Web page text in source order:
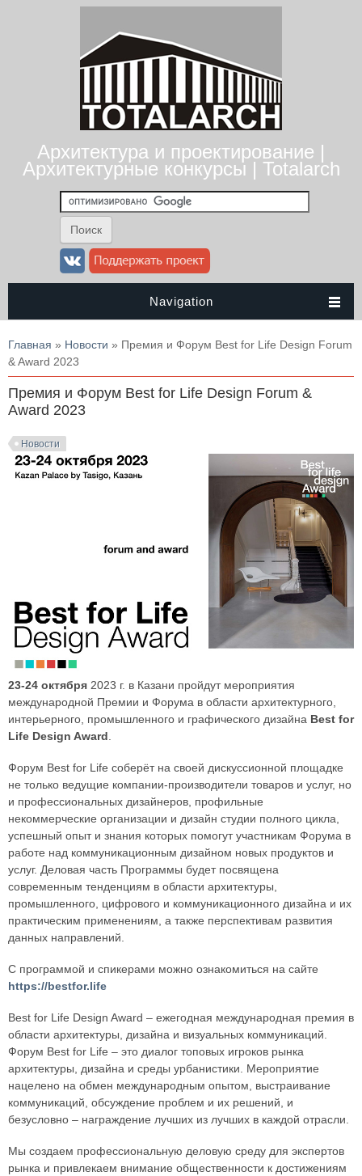
Архитектура и проектирование |
Архитектурные конкурсы | Totalarch
Navigation
Вы здесь
Главная » Новости » Премия и Форум Best for Life Design Forum
& Award 2023
Премия и Форум Best for Life Design Forum &
Award 2023
Новости
23-24 октября 2023 г. в Казани пройдут мероприятия
международной Премии и Форума в области архитектурного,
интерьерного, промышленного и графического дизайна Best for
Life Design Award.
Форум Best for Life соберёт на своей дискуссионной площадке
не только ведущие компании-производители товаров и услуг, но
и профессиональных дизайнеров, профильные
некоммерческие организации и дизайн студии полного цикла,
успешный опыт и знания которых помогут участникам Форума в
работе над коммуникационным дизайном новых продуктов и
услуг. Деловая часть Программы будет посвящена
современным тенденциям в области архитектуры,
промышленного, цифрового и коммуникационного дизайна и их
практическим применениям, а также перспективам развития
данных направлений.
C программой и спикерами можно ознакомиться на сайте
https://bestfor.life
Best for Life Design Award – ежегодная международная премия в
области архитектуры, дизайна и визуальных коммуникаций.
Форум Best for Life – это диалог топовых игроков рынка
архитектуры, дизайна и среды урбанистики. Мероприятие
нацелено на обмен международным опытом, выстраивание
коммуникаций, обсуждение проблем и их решений, и
безусловно – награждение лучших из лучших в каждой отрасли.
Мы создаем профессиональную деловую среду для экспертов
рынка и привлекаем внимание общественности к достижениям